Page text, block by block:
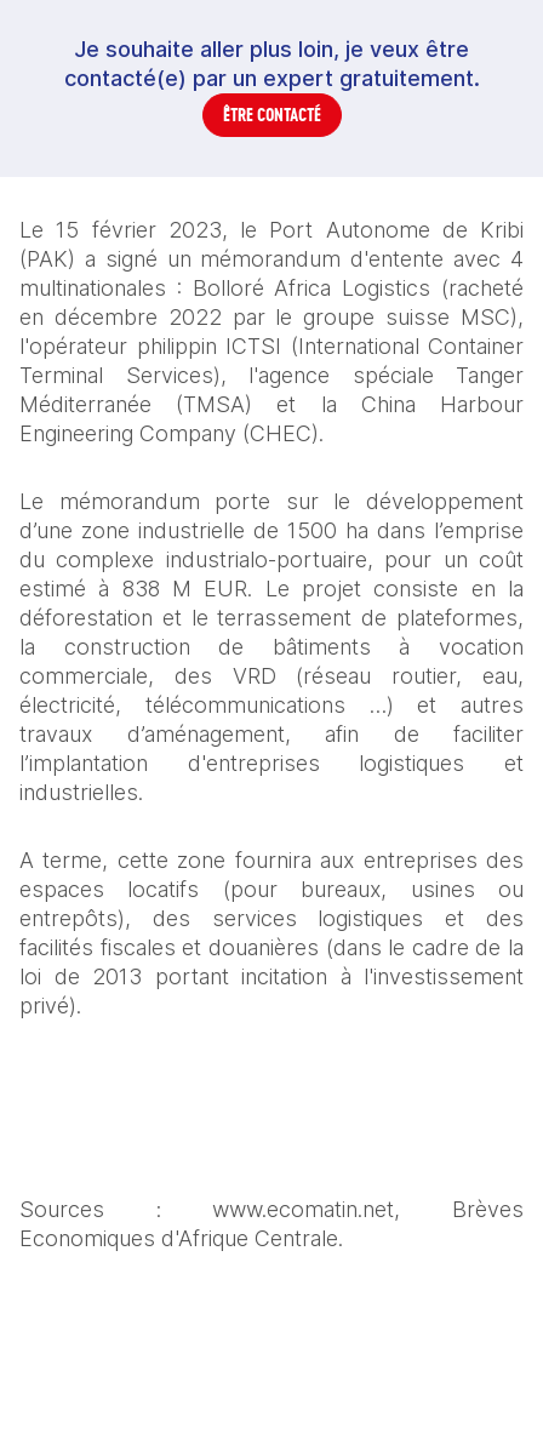
Je souhaite aller plus loin, je veux être
contacté(e) par un expert gratuitement.
ÊTRE CONTACTÉ
Le 15 février 2023, le Port Autonome de Kribi
(PAK) a signé un mémorandum d'entente avec 4
multinationales : Bolloré Africa Logistics (racheté
en décembre 2022 par le groupe suisse MSC),
l'opérateur philippin ICTSI (International Container
Terminal Services), l'agence spéciale Tanger
Méditerranée (TMSA) et la China Harbour
Engineering Company (CHEC).
Le mémorandum porte sur le développement
d’une zone industrielle de 1500 ha dans l’emprise
du complexe industrialo-portuaire, pour un coût
estimé à 838 M EUR. Le projet consiste en la
déforestation et le terrassement de plateformes,
la construction de bâtiments à vocation
commerciale, des VRD (réseau routier, eau,
électricité, télécommunications …) et autres
travaux d’aménagement, afin de faciliter
l’implantation d'entreprises logistiques et
industrielles.
A terme, cette zone fournira aux entreprises des
espaces locatifs (pour bureaux, usines ou
entrepôts), des services logistiques et des
facilités fiscales et douanières (dans le cadre de la
loi de 2013 portant incitation à l'investissement
privé).
Sources : www.ecomatin.net, Brèves
Economiques d'Afrique Centrale.